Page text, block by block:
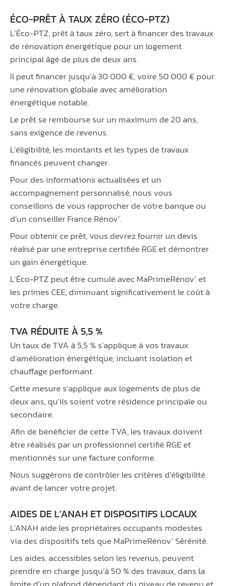
ÉCO-PRÊT À TAUX ZÉRO (ÉCO-PTZ)
L’Éco-PTZ, prêt à taux zéro, sert à financer des travaux
de rénovation énergétique pour un logement
principal âgé de plus de deux ans.
Il peut financer jusqu’à 30 000 €, voire 50 000 € pour
une rénovation globale avec amélioration
énergétique notable.
Le prêt se rembourse sur un maximum de 20 ans,
sans exigence de revenus.
L’éligibilité, les montants et les types de travaux
financés peuvent changer.
Pour des informations actualisées et un
accompagnement personnalisé, nous vous
conseillons de vous rapprocher de votre banque ou
d’un conseiller France Rénov’.
Pour obtenir ce prêt, vous devrez fournir un devis
réalisé par une entreprise certifiée RGE et démontrer
un gain énergétique.
L’Éco-PTZ peut être cumulé avec MaPrimeRénov’ et
les primes CEE, diminuant significativement le coût à
votre charge.
TVA RÉDUITE À 5,5 %
Un taux de TVA à 5,5 % s’applique à vos travaux
d’amélioration énergétique, incluant isolation et
chauffage performant.
Cette mesure s’applique aux logements de plus de
deux ans, qu’ils soient votre résidence principale ou
secondaire.
Afin de bénéficier de cette TVA, les travaux doivent
être réalisés par un professionnel certifié RGE et
mentionnés sur une facture conforme.
Nous suggérons de contrôler les critères d’éligibilité
avant de lancer votre projet.
AIDES DE L’ANAH ET DISPOSITIFS LOCAUX
L’ANAH aide les propriétaires occupants modestes
via des dispositifs tels que MaPrimeRénov’ Sérénité.
Les aides, accessibles selon les revenus, peuvent
prendre en charge jusqu’à 50 % des travaux, dans la